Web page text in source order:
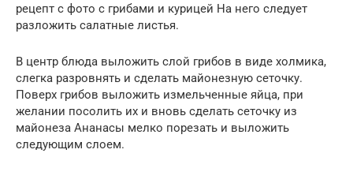
рецепт с фото с грибами и курицей На него следует
разложить салатные листья.
В центр блюда выложить слой грибов в виде холмика,
слегка разровнять и сделать майонезную сеточку.
Поверх грибов выложить измельченные яйца, при
желании посолить их и вновь сделать сеточку из
майонеза Ананасы мелко порезать и выложить
следующим слоем.